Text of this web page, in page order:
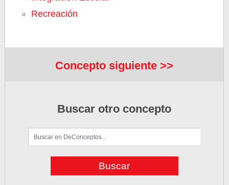
Recreación
Concepto siguiente >>
Buscar otro concepto